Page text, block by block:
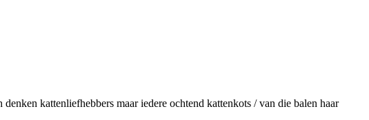
kattenliefhebbers maar iedere ochtend kattenkots / van die balen haar